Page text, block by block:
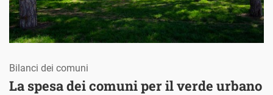
La spesa dei comuni per il verde urbano
Bilanci dei comuni